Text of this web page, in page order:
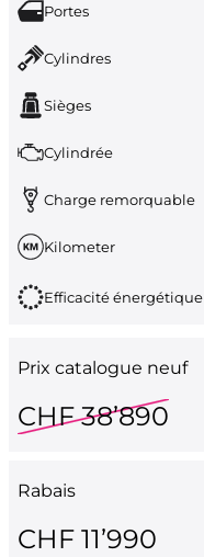
Portes
Cylindres
Sièges
Cylindrée
Charge remorquable
Kilometer
Efficacité énergétique
Prix catalogue neuf
CHF 38’890
Rabais
CHF 11’990